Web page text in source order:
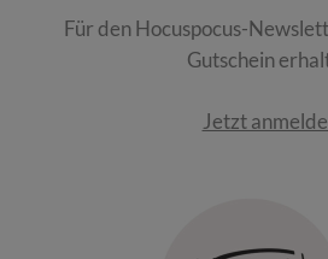
Für den Hocuspocus-
Gutschein
Jetzt